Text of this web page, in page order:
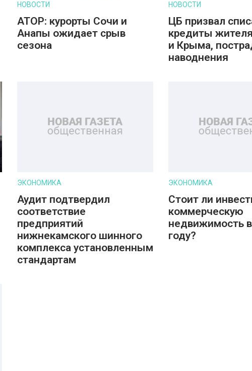
НОВОСТИ
АТОР: курорты Сочи и
Анапы ожидает срыв
сезона
НОВОСТИ
ЦБ призвал
кредиты
и Крыма,
наводнения
ЭКОНОМИКА
Аудит подтвердил
соответствие
предприятий
нижнекамского шинного
комплекса установленным
стандартам
ЭКОНОМИКА
Стоит ли
коммерческую
недвижимость
году?